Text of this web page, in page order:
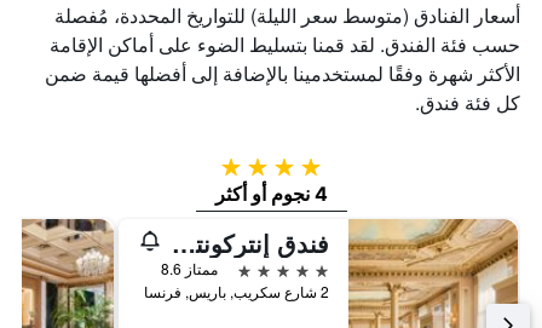
أسعار الفنادق (متوسط سعر الليلة) للتواريخ المحددة، مُفصلة
حسب فئة الفندق. لقد قمنا بتسليط الضوء على أماكن الإقامة
الأكثر شهرة وفقًا لمستخدمينا بالإضافة إلى أفضلها قيمة ضمن
كل فئة فندق.
4 نجوم
4 نجوم أو أكثر
فندق ‫‫إنتركونتيننتال باريس لو جراند‬‬، أحد الفنادق من مجموعة فنادق إنتركونتيننتال
5 نجوم
ممتاز 8.6
2 شارع سكريب, باريس, فرنسا